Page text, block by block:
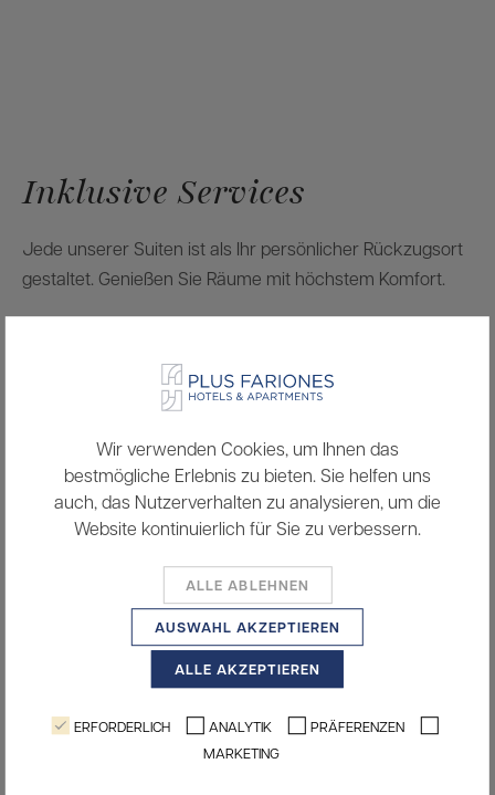
Inklusive Services
Jede unserer Suiten ist als Ihr persönlicher Rückzugsort
gestaltet. Genießen Sie Räume mit höchstem Komfort.
Smart-TV
Wi-Fi
Klimaanlage
Mikrowelle
2 Einzelbetten oder 1 Doppelbett
Wir verwenden Cookies, um Ihnen das
bestmögliche Erlebnis zu bieten. Sie helfen uns
auch, das Nutzerverhalten zu analysieren, um die
Website kontinuierlich für Sie zu verbessern.
ALLE ABLEHNEN
AUSWAHL AKZEPTIEREN
ALLE AKZEPTIEREN
ERFORDERLICH ANALYTIK
PRÄFERENZEN
MARKETING